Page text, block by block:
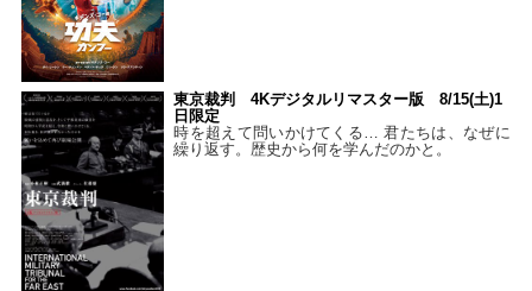
東京裁判 4Kデジタルリマスター版 8/15(土)1
日限定
時を超えて問いかけてくる… 君たちは、なぜに
繰り返す。歴史から何を学んだのかと。